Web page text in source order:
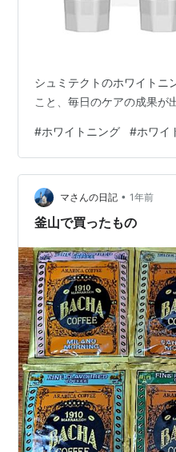
シュミテクトのホワイトニ
こと、毎日のケアの成果が
#ホワイトニング #ホワイ
マさんの日記 • 1年前
釜山で買ったもの